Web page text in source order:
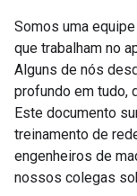
Somos uma
que trabalham no
Alguns de nós
profundo em tudo,
Este documento
treinamento de
engenheiros de
nossos colegas